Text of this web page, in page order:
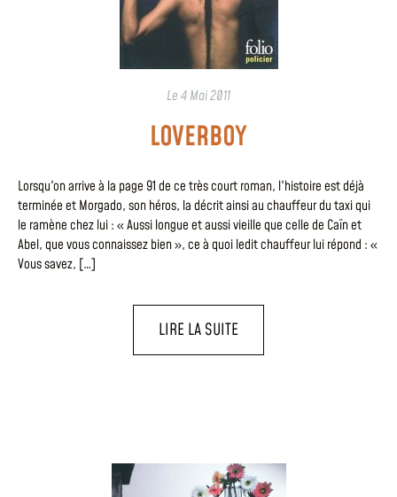
Le4 Mai 2011
LOVERBOY
Lorsqu'on arrive à la page 91 de ce très court roman, l'histoire est déjà
terminée et Morgado, son héros, la décrit ainsi au chauffeur du taxi qui
le ramène chez lui : « Aussi longue et aussi vieille que celle de Caïn et
Abel, que vous connaissez bien », ce à quoi ledit chauffeur lui répond : «
Vous savez, […]
LIRE LA SUITE